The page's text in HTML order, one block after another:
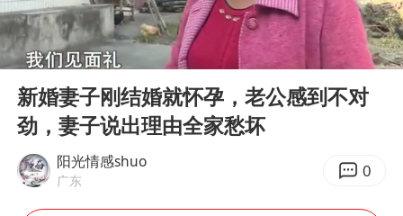
男童模仿奥特曼从高处跳下致骨折
香港宏福苑火灾或由烟头引起
中国父女泰国骑摩托车坠崖1死1伤
浙江台州《告全体市民书》
Play
00:00 06:54
新婚妻子刚结婚就怀孕，老公感到不对
劲，妻子说出理由全家愁坏
阳光情感shuo
广东 0